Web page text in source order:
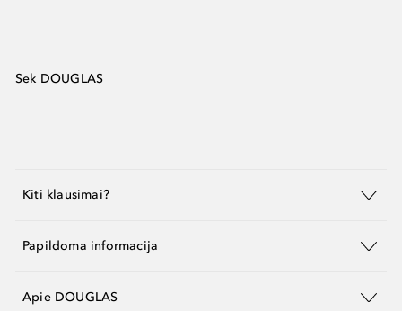
Sek DOUGLAS
Kiti klausimai?
Papildoma informacija
Apie DOUGLAS